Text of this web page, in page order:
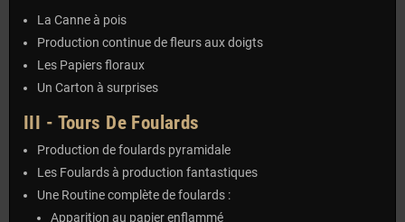
La Canne à pois
Production continue de fleurs aux doigts
Les Papiers floraux
Un Carton à surprises
III - Tours De Foulards
Production de foulards pyramidale
Les Foulards à production fantastiques
Une Routine complète de foulards :
Apparition au papier enflammé